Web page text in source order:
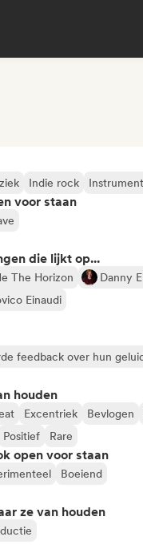
Indie rock
voor staan
die lijkt op...
The Horizon Danny
Einaudi
feedback over hun
houden
Excentriek Bevlogen
Positief Rare
open voor staan
Boeiend
ze van houden